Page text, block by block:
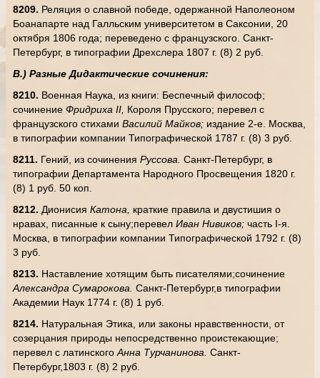
8209. Реляция о славной победе, одержанной Наполеоном
Боанапарте над Галльским университетом в Саксонии, 20
октября 1806 года; переведено с французского. Санкт-
Петербург, в типографии Дрехслера 1807 г. (8) 2 руб.
В.) Разные Дидактические сочинения:
8210. Военная Наука, из книги: Беспечный философ;
сочинение Фридриха II Короля Прусского; перевел с
французского стихами Василий Майков; издание 2-е. Москва,
в типографии компании Типографической 1787 г. (8) 3 руб.
8211. Гений, из сочинения Руссова. Санкт-Петербург, в
типографии Департамента Народного Просвещения 1820 г.
(8) 1 руб. 50 коп.
8212. Дионисия Катона, краткие правила и двустишия о
нравах, писанные к сыну;перевел Иван Нивиков; часть I-я.
Москва, в типографии компании Типографической 1792 г. (8)
3 руб.
8213. Наставление хотящим быть писателями;сочинение
Александра Сумарокова. Санкт-Петербург,в типографии
Академии Наук 1774 г. (8) 1 руб.
8214. Натуральная Этика, или законы нравственности, от
созерцания природы непосредственно проистекающие;
перевел с латинского Анна Турчанинова. Санкт-
Петербург,1803 г. (8) 2 руб.